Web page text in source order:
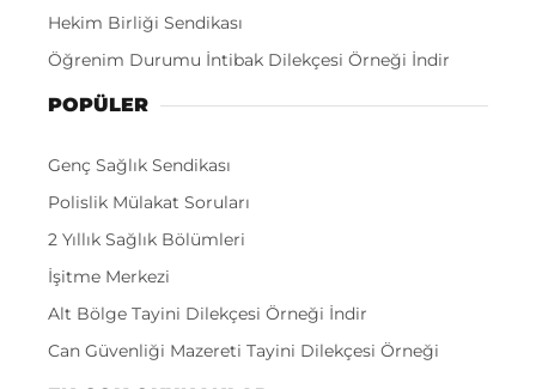
Hekim Birliği Sendikası
Öğrenim Durumu İntibak Dilekçesi Örneği İndir
POPÜLER
Genç Sağlık Sendikası
Polislik Mülakat Soruları
2 Yıllık Sağlık Bölümleri
İşitme Merkezi
Alt Bölge Tayini Dilekçesi Örneği İndir
Can Güvenliği Mazereti Tayini Dilekçesi Örneği